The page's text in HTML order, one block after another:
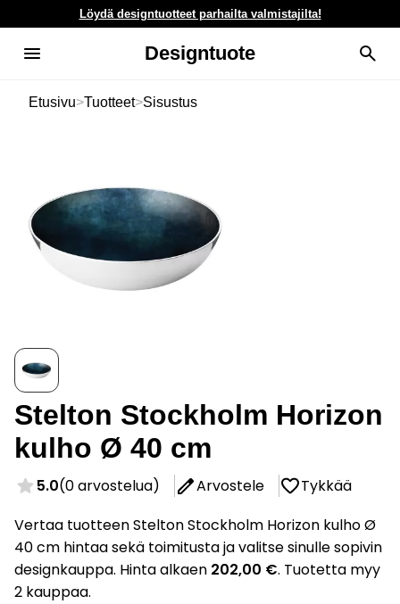
Löydä designtuotteet parhailta valmistajilta!
Designtuote
Etusivu>Tuotteet>Sisustus
Stelton Stockholm Horizon
kulho Ø 40 cm
5.0(0 arvostelua) Arvostele
Tykkää
Vertaa tuotteen Stelton Stockholm Horizon kulho Ø
40 cm hintaa sekä toimitusta ja valitse sinulle sopivin
designkauppa. Hinta alkaen 202,00 €. Tuotetta myy
2 kauppaa.